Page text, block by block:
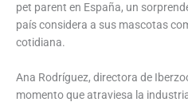
pet parent en España, un
país considera a sus mascotas
cotidiana.
Ana Rodríguez, directora de
momento que atraviesa la